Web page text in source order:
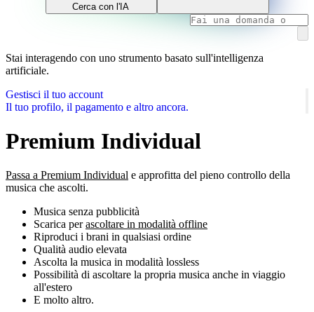
Cerca con l'IA
Stai interagendo con uno strumento basato sull'intelligenza
artificiale.
Gestisci il tuo account
Il tuo profilo, il pagamento e altro ancora.
Premium Individual
Passa a Premium Individual e approfitta del pieno controllo della
musica che ascolti.
Musica senza pubblicità
Scarica perascoltare in modalità offline
Riproduci i brani in qualsiasi ordine
Qualità audio elevata
Ascolta la musica in modalità lossless
Possibilità di ascoltare la propria musica anche in viaggio
all'estero
E molto altro.